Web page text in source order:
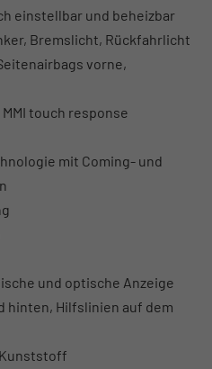
einstellbar und beheizbar
Bremslicht, Rückfahrlicht
vorne,
touch response
mit Coming- und
und optische Anzeige
hinten, Hilfslinien auf dem